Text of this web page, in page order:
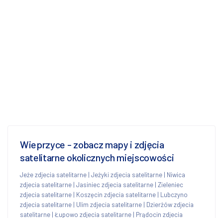
Wieprzyce - zobacz mapy i zdjęcia
satelitarne okolicznych miejscowości
Jeże zdjecia satelitarne | Jeżyki zdjecia satelitarne | Niwica
zdjecia satelitarne | Jasiniec zdjecia satelitarne | Zieleniec
zdjecia satelitarne | Koszęcin zdjecia satelitarne | Lubczyno
zdjecia satelitarne | Ulim zdjecia satelitarne | Dzierżów zdjecia
satelitarne | Łupowo zdjecia satelitarne | Prądocin zdjecia